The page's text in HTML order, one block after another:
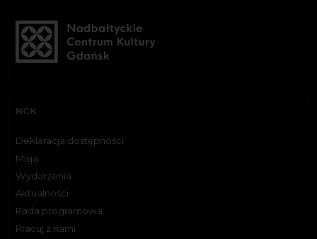
NCK
Deklaracja dostępności
Misja
Wydarzenia
Aktualności
Rada programowa
Pracuj z nami